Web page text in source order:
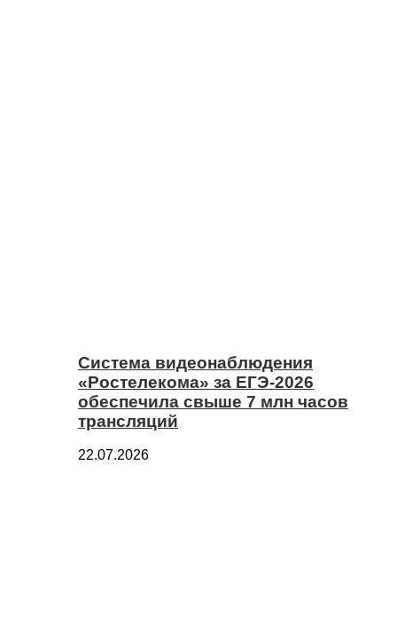
Система видеонаблюдения
«Ростелекома» за ЕГЭ-2026
обеспечила свыше 7 млн часов
трансляций
22.07.2026